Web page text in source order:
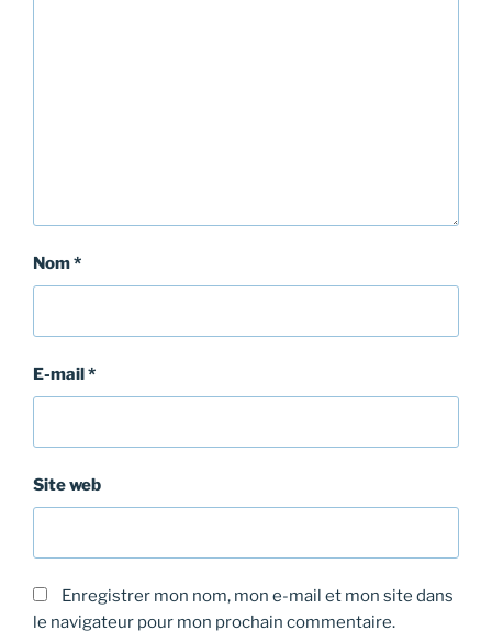
Nom*
E-mail*
Site web
Enregistrer mon nom, mon e-mail et mon site dans
le navigateur pour mon prochain commentaire.